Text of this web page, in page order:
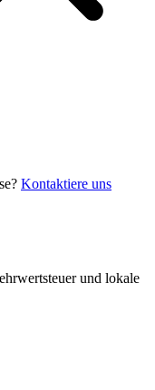
Kontaktiere uns
und lokale